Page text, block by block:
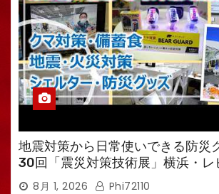
地震対策から日常使いできる防災
30回「震災対策技術展」横浜・レ
えるTV・高荷智也］
8月 1, 2026 Phi72110